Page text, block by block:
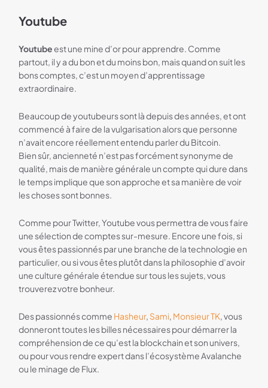
Youtube
Youtubeest une mine d’or pour apprendre. Comme
partout, il y a du bon et du moins bon, mais quand on suit les
bons comptes, c’est un moyen d’apprentissage
extraordinaire.
Beaucoup de youtubeurs sont là depuis des années, et ont
commencé à faire de la vulgarisation alors que personne
n’avait encore réellement entendu parler du Bitcoin.
Bien sûr, ancienneté n’est pas forcément synonyme de
qualité, mais de manière générale un compte qui dure dans
le temps implique que son approche et sa manière de voir
les choses sont bonnes.
Comme pour Twitter, Youtube vous permettra de vous faire
une sélection de comptes sur-mesure. Encore une fois, si
vous êtes passionnés par une branche de la technologie en
particulier, ou si vous êtes plutôt dans la philosophie d’avoir
une culture générale étendue sur tous les sujets, vous
trouverez votre bonheur.
Des passionnés comme Hasheur, Sami, Monsieur TK, vous
donneront toutes les billes nécessaires pour démarrer la
compréhension de ce qu’est la blockchain et son univers,
ou pour vous rendre expert dans l’écosystème Avalanche
ou le minage de Flux.